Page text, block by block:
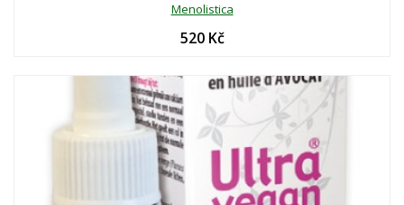
Menolistica
520 Kč